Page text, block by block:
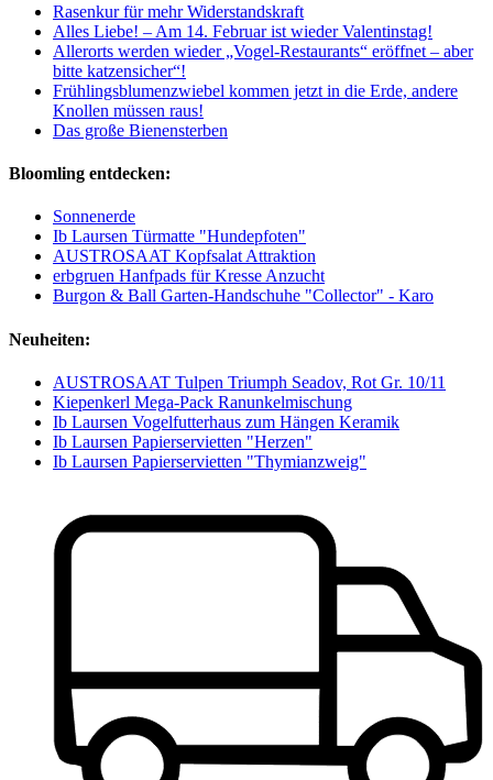
Rasenkur für mehr Widerstandskraft
Alles Liebe! – Am 14. Februar ist wieder Valentinstag!
Allerorts werden wieder „Vogel-Restaurants“ eröffnet – aber
bitte katzensicher“!
Frühlingsblumenzwiebel kommen jetzt in die Erde, andere
Knollen müssen raus!
Das große Bienensterben
Bloomling entdecken:
Sonnenerde
Ib Laursen Türmatte "Hundepfoten"
AUSTROSAAT Kopfsalat Attraktion
erbgruen Hanfpads für Kresse Anzucht
Burgon & Ball Garten-Handschuhe "Collector" - Karo
Neuheiten:
AUSTROSAAT Tulpen Triumph Seadov, Rot Gr. 10/11
Kiepenkerl Mega-Pack Ranunkelmischung
Ib Laursen Vogelfutterhaus zum Hängen Keramik
Ib Laursen Papierservietten "Herzen"
Ib Laursen Papierservietten "Thymianzweig"